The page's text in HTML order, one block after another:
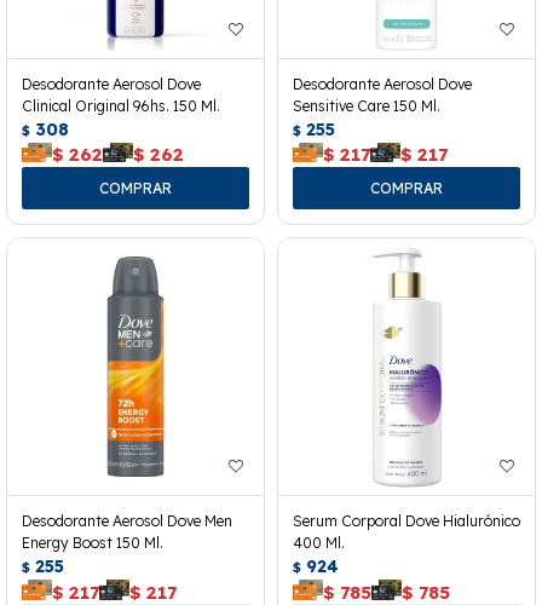
Desodorante Aerosol Dove
Clinical Original 96hs. 150 Ml.
$ 308
$ 262 $ 262
Desodorante Aerosol Dove
Sensitive Care 150 Ml.
$ 255
$ 217 $ 217
Desodorante Aerosol Dove Men
Energy Boost 150 Ml.
$ 255
$ 217 $ 217
Serum Corporal Dove Hialurónico
400 Ml.
$ 924
$ 785 $ 785